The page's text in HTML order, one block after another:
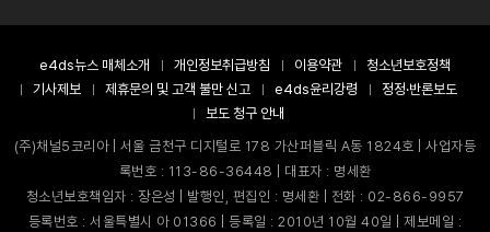
e4ds뉴스 매체소개 개인정보취급방침 이용약관
청소년보호정책
기사제보
제휴문의 및 고객 불만 신고 e4ds윤리강령
정정·반론보도
보도 청구 안내
(주)채널5코리아 | 서울 금천구 디지털로 178 가산퍼블릭 A동 1824호 | 사업자등
록번호 : 113-86-36448 | 대표자 : 명세환
청소년보호책임자 : 장은성 | 발행인, 편집인 : 명세환 | 전화 : 02-866-9957
등록번호 : 서울특별시 아 01366 | 등록일 : 2010년 10월 40일 | 제보메일 :